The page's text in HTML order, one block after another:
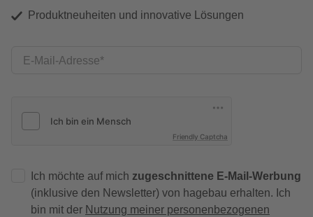
Produktneuheiten und innovative Lösungen
E-Mail-Adresse
Friendly Captcha
Ich möchte auf mich zugeschnittene E-Mail-Werbung
(inklusive den Newsletter) von hagebau erhalten. Ich
bin mit der Nutzung meiner personenbezogenen